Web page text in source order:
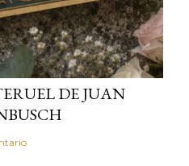
DE JUAN